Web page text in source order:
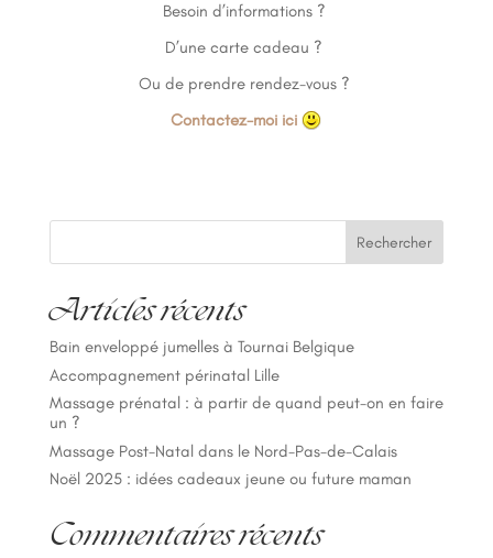
Besoin d’informations ?
D’une carte cadeau ?
Ou de prendre rendez-vous ?
Contactez-moi ici
Rechercher
Articles récents
Bain enveloppé jumelles à Tournai Belgique
Accompagnement périnatal Lille
Massage prénatal : à partir de quand peut-on en faire
un ?
Massage Post-Natal dans le Nord-Pas-de-Calais
Noël 2025 : idées cadeaux jeune ou future maman
Commentaires récents